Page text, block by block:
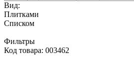
Вид:
Плитками
Списком
Фильтры
Код товара: 003462